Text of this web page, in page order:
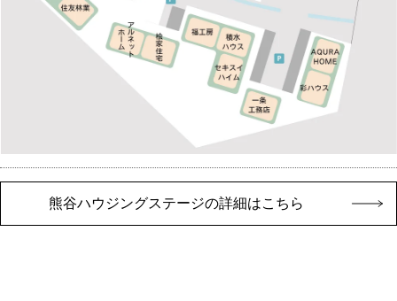
熊谷ハウジングステージの詳細はこちら